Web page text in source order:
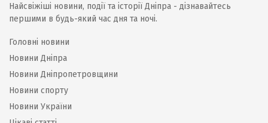
Найсвіжіші новини, події та історії Дніпра - дізнавайтесь
першими в будь-який час дня та ночі.
Головні новини
Новини Дніпра
Новини Дніпропетровщини
Новини спорту
Новини України